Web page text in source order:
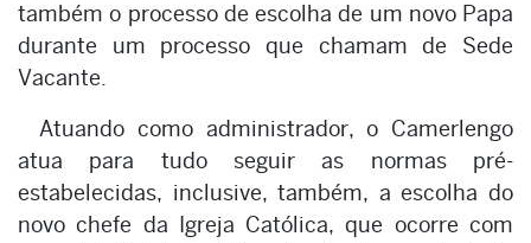
também o processo de escolha de um novo Papa
durante um processo que chamam de Sede
Vacante.
Atuando como administrador, o Camerlengo
atua para tudo seguir as normas pré-
estabelecidas, inclusive, também, a escolha do
novo chefe da Igreja Católica, que ocorre com